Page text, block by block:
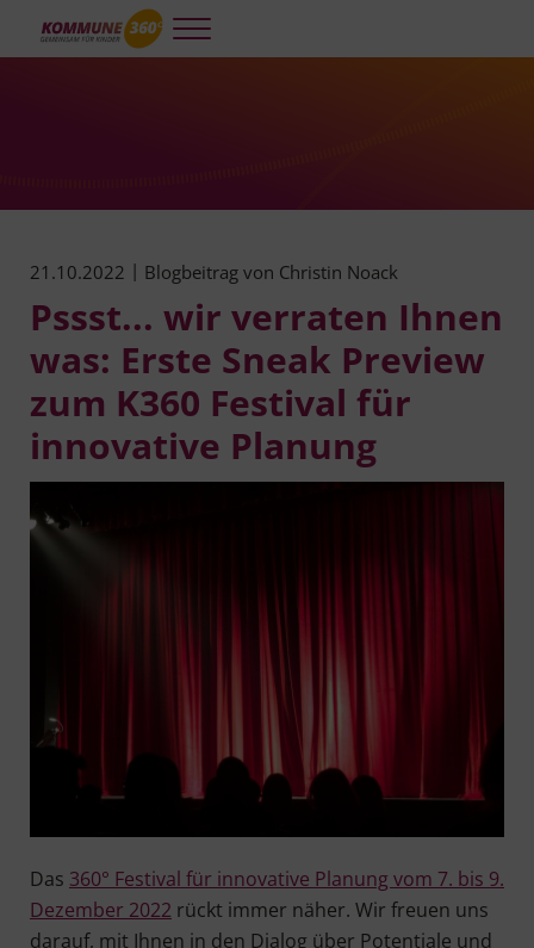
Skip to main content
Skip to header right navigation
Skip to site footer
Menu
21.10.2022 | Blogbeitrag von Christin Noack
Pssst... wir verraten Ihnen
was: Erste Sneak Preview
zum K360 Festival für
innovative Planung
Das 360° Fes­ti­val für inno­va­ti­ve Pla­nung vom 7. bis 9.
Dezem­ber 2022 rückt immer näher. Wir freu­en uns
dar­auf, mit Ihnen in den Dia­log über Poten­tia­le und